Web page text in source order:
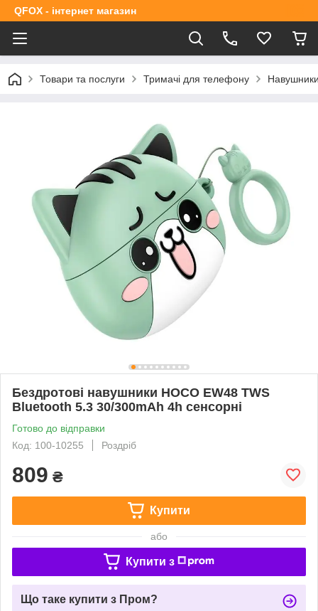
QFOX - інтернет магазин
Товари та послуги Тримачі для телефону
Бездротові навушники HOCO EW48 TWS
Bluetooth 5.3 30/300mAh 4h сенсорні
Готово до відправки
Код: 100-10255
Роздріб
809 ₴
Купити
або
Купити з
Що таке купити з Пром?